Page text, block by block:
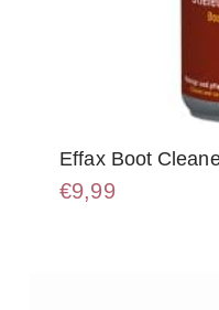
Effax Boot
€9,99